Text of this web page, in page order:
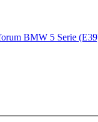
BMW 5 Serie